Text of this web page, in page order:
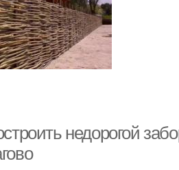
недорогой